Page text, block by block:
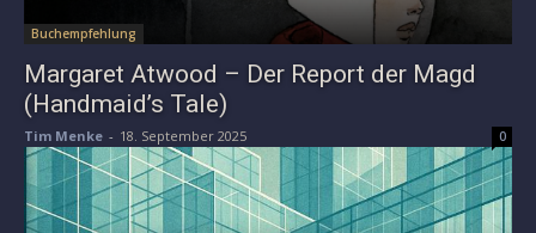
Buchempfehlung
Margaret Atwood – Der Report der Magd
(Handmaid’s Tale)
Tim Menke - 18. September 2025 0